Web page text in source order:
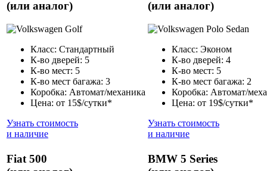
(или аналог)
Класс: Стандартный
К-во дверей: 5
К-во мест: 5
К-во мест багажа: 3
Коробка: Автомат/механика
Цена: от 15$/сутки*
Узнать стоимость
и наличие
(или аналог)
Класс: Эконом
К-во дверей: 4
К-во мест: 5
К-во мест багажа: 2
Коробка: Автомат/
Цена: от 19$/сутки*
Узнать стоимость
и наличие
Fiat 500
BMW 5 Series